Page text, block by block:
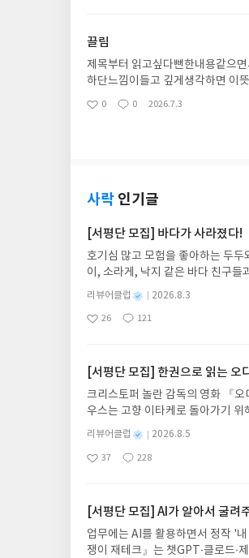
끌림
제목부터 읽고싶다뻔한내용같으
하단느낌이들고 깊게생각하면 이
고 잘못된걸고치고 싶다 가자
좋
0
댓
0
작
2026.7.3
사락 인기글
[서평단 모집] 바다가 사라졌다!
호기심 많고 모험을 좋아하는 두
이, 소라게, 낙지 같은 바다 친구들
데, 과연 바다에 무슨 일이 벌어진
보세요!바다가 사라졌다!글쓴이
6.08.03 ~ 2026.08.07발표일자 :
해주세요!- '사락' 개설 후, 이 글의
개설하지 않으셔도 됩니다. ▶ 도
처 (클릭 시 수정 가능)로 발송됩
될 수 있습니다(재발송 불가). ▶
스트가 아닌 '리뷰'로 작성)- 기간
서 제외될 수 있습니다.- 리뷰어클
별
리뷰어클럽
성
2026.8.3
좋
26
댓
121
작
[서평단 모집] 한권으로 읽는 오
크리스토퍼 놀란 감독의 영화 『오
우스는 고향 이타케로 돌아가기
다. 그리스 철학 전공자인 옮긴이
어내, 고전이 낯선 독자도 이야기
의 대서사시가 가장 읽기 편한 번
주소/연락처를 업데이트 해주세요
글의 댓글로 신청해주세요.- 기존
별
리뷰어클럽
성
2026.8.5
좋
37
댓
228
작
[서평단 모집] AI가 알아서 굴려
업무에는 AI를 활용하면서 정작 '
쟁이 재테크』는 챗GPT·클로드·